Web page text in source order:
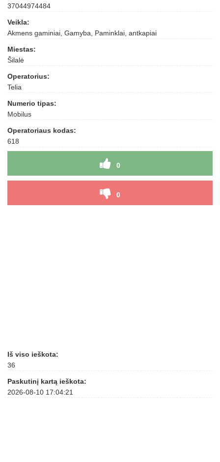
37044974484
Veikla:
Akmens gaminiai, Gamyba, Paminklai, antkapiai
Miestas:
Šilalė
Operatorius:
Telia
Numerio tipas:
Mobilus
Operatoriaus kodas:
618
0
0
Iš viso ieškota:
36
Paskutinį kartą ieškota:
2026-08-10 17:04:21